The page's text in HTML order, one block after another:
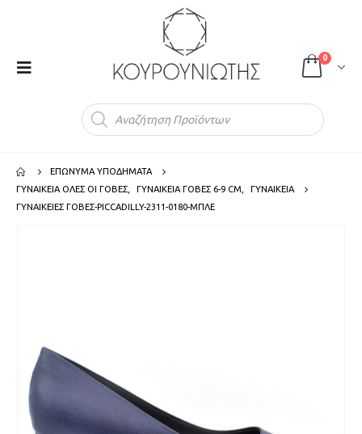
0
ΕΠΩΝΥΜΑ ΥΠΟΔΗΜΑΤΑ
ΓΥΝΑΙΚΕΙΑ ΟΛΕΣ ΟΙ ΓΟΒΕΣ
ΓΥΝΑΙΚΕΙΑ ΓΟΒΕΣ 6-9 CM
ΓΥΝΑΙΚΕΙΑ
ΓΥΝΑΙΚΕΙΕΣ ΓΟΒΕΣ-PICCADILLY-2311-0180-ΜΠΛΕ